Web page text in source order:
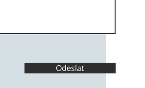
Odeslat